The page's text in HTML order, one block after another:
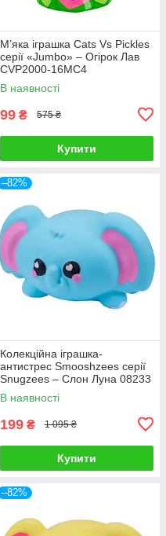
М’яка іграшка Cats Vs Pickles
серії «Jumbo» – Огірок Лав
CVP2000-16MC4
В наявності
99 ₴ 575 ₴
Купити
–82%
Колекційна іграшка-
антистрес Smooshzees серії
Snugzees – Слон Луна 08233
В наявності
199 ₴ 1 095 ₴
Купити
–82%